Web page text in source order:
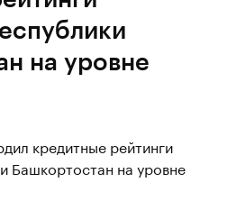
на уровне
кредитные рейтинги
Башкортостан на уровне